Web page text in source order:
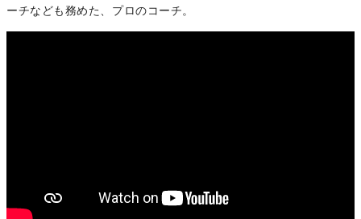
ーチなども務めた、プロのコーチ。